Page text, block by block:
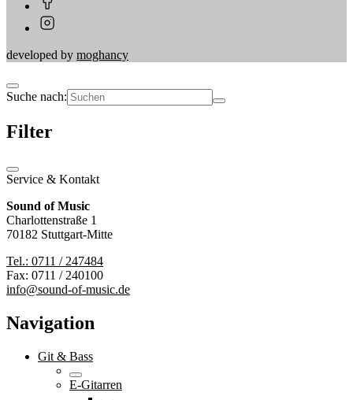
developed by moghancy
Suche nach:
Filter
Service & Kontakt
Sound of Music
Charlottenstraße 1
70182 Stuttgart-Mitte
Tel.: 0711 / 247484
Fax: 0711 / 240100
info@sound-of-music.de
Navigation
Git & Bass
E-Gitarren